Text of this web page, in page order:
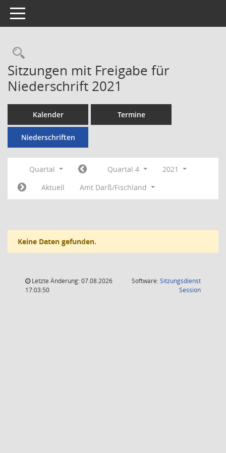
Toggle navigation
Rechercheauswahl
Sitzungen mit Freigabe für
Niederschrift 2021
Kalender Termine
Niederschriften
Quartal Quartal 4
2021
Aktuell
Amt Darß/Fischland
Keine Daten gefunden.
Letzte Änderung: 07.08.2026
17:03:50
Software:Sitzungsdienst
Session(Wird in